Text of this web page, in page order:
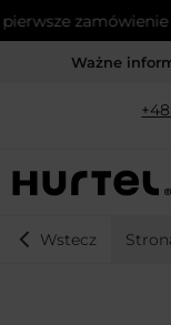
zamówienie
Ważne
Wstecz